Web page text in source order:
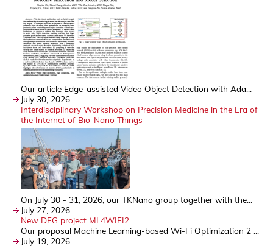
Our article Edge-assisted Video Object Detection with Ada...
July 30, 2026
Interdisciplinary Workshop on Precision Medicine in the Era of
the Internet of Bio-Nano Things
On July 30 - 31, 2026, our TKNano group together with the...
July 27, 2026
New DFG project ML4WIFI2
Our proposal Machine Learning-based Wi-Fi Optimization 2 ...
July 19, 2026